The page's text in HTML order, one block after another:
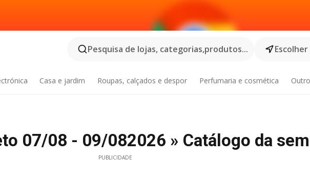
Pesquisa de lojas, categorias,produtos...
Casa e jardim Roupas, calçados e despor Perfumaria e cosmética
07/08 - 09/082026 » Catálogo da
PUBLICIDADE